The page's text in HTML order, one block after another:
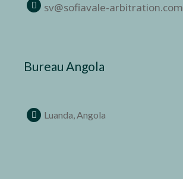
sv@sofiavale-arbitration.com
Bureau Angola
Luanda, Angola